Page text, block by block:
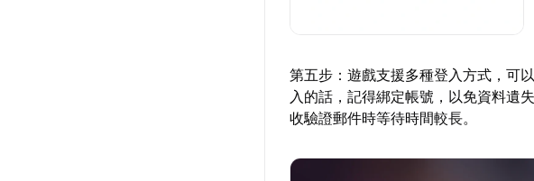
第五步：遊戲支援多種登入方式，可
入的話，記得綁定帳號，以免資料遺
收驗證郵件時等待時間較長。